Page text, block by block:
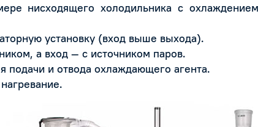
нисходящего холодильника с
установку (вход выше выхода).
а вход — с источником паров.
и отвода охлаждающего агента.